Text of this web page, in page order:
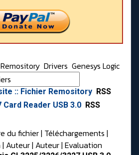
Drivers Genesys Logic
:: Fichier Remository RSS
Card Reader USB 3.0 RSS
du fichier | Téléchargements |
| Auteur| Auteur| Evaluation